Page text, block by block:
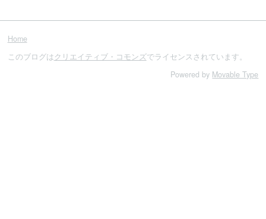
Home
このブログはクリエイティブ・コモンズでライセンスされています。
Powered by Movable Type